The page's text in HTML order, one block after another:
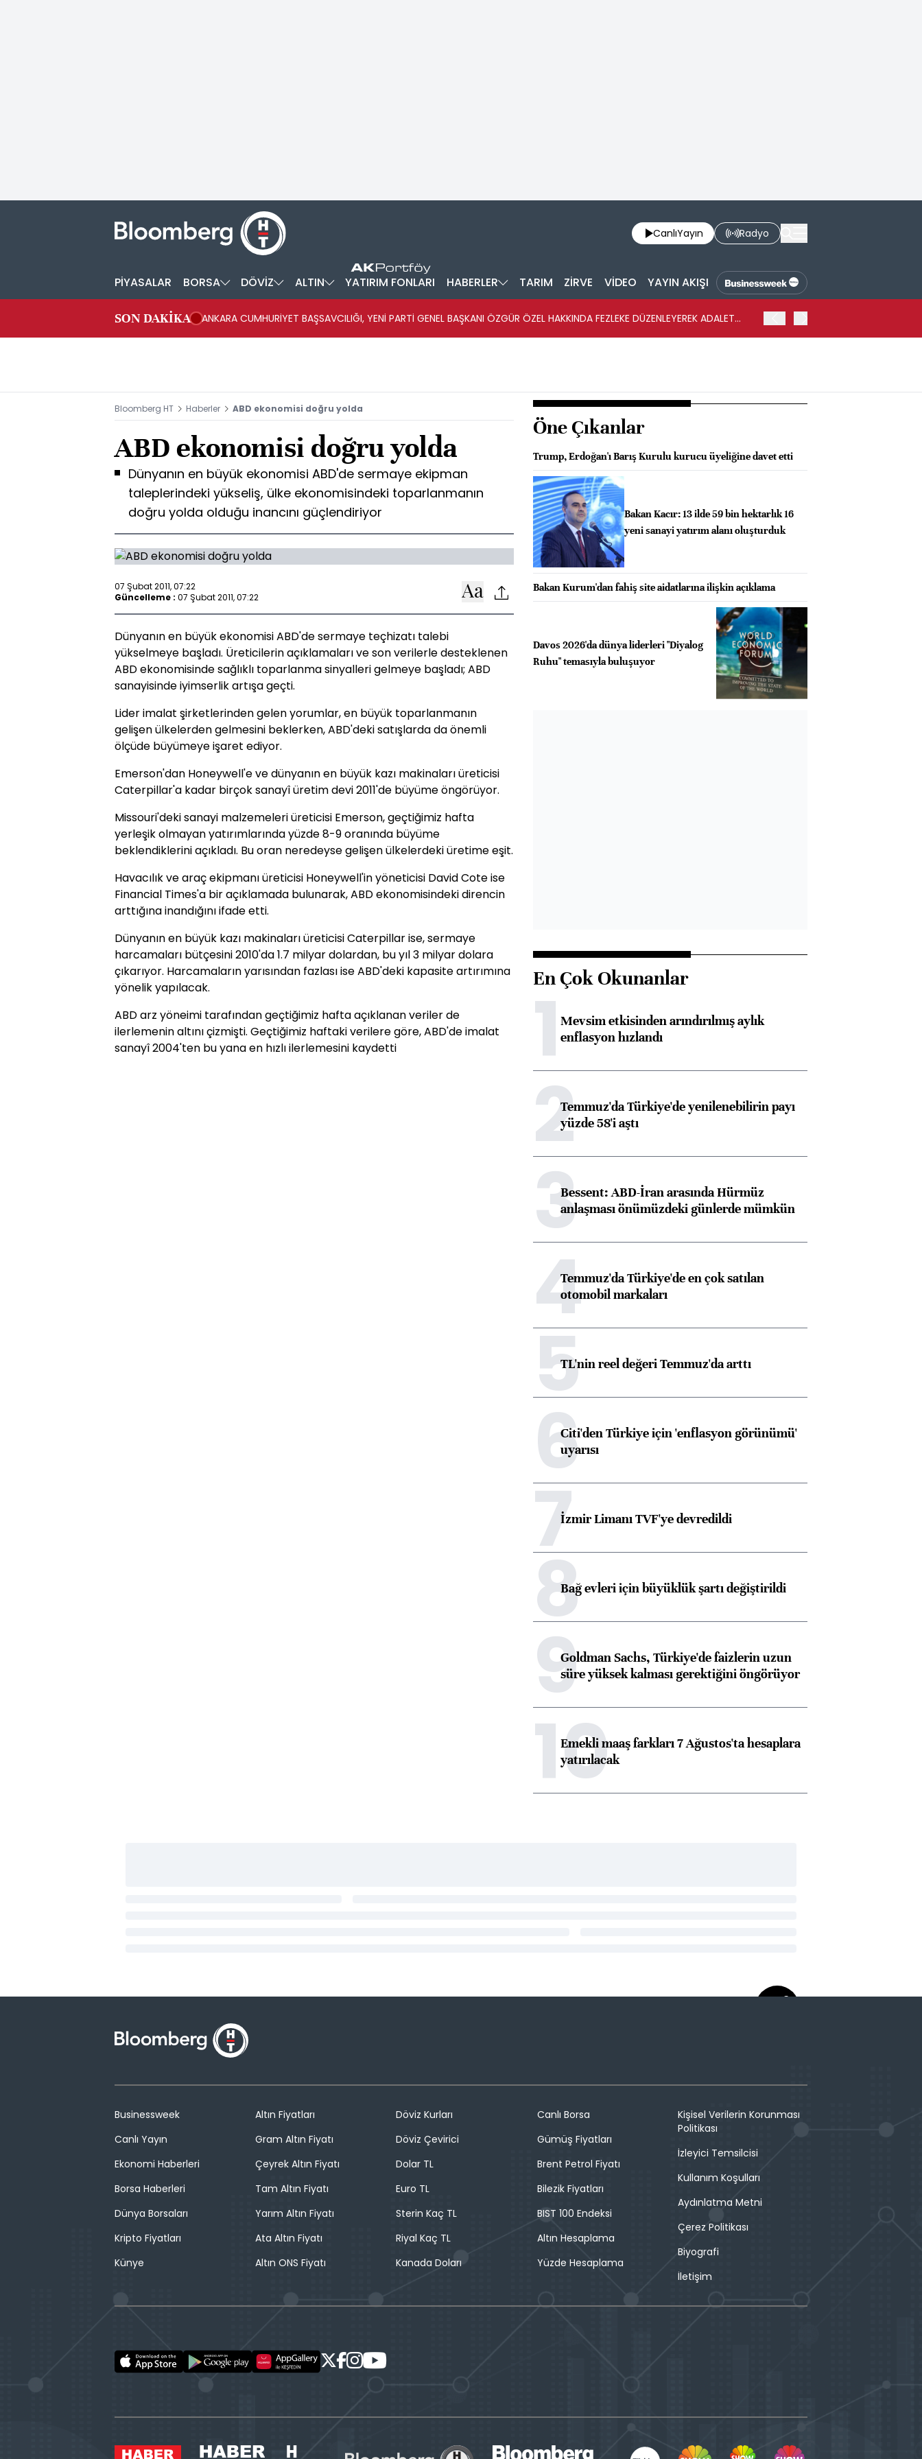
CanlıYayın Radyo
PİYASALAR BORSA DÖVİZ ALTIN YATIRIM FONLARI HABERLER TARIM ZİRVE VİDEO YAYIN AKIŞI
SON DAKİKA
ANKARA CUMHURİYET BAŞSAVCILIĞI, YENİ PARTİ GENEL BAŞKANI ÖZGÜR ÖZEL HAKKINDA FEZLEKE DÜZENLEYEREK ADALET
Bloomberg HT Haberler ABD ekonomisi doğru yolda
ABD ekonomisi doğru yolda
Dünyanın en büyük ekonomisi ABD'de sermaye ekipman
taleplerindeki yükseliş, ülke ekonomisindeki toparlanmanın
doğru yolda olduğu inancını güçlendiriyor
07 Şubat 2011, 07:22
Güncelleme : 07 Şubat 2011, 07:22
Dünyanın en büyük ekonomisi ABD'de sermaye teçhizatı talebi
yükselmeye başladı. Üreticilerin açıklamaları ve son verilerle desteklenen
ABD ekonomisinde sağlıklı toparlanma sinyalleri gelmeye başladı; ABD
sanayisinde iyimserlik artışa geçti.
Lider imalat şirketlerinden gelen yorumlar, en büyük toparlanmanın
gelişen ülkelerden gelmesini beklerken, ABD'deki satışlarda da önemli
ölçüde büyümeye işaret ediyor.
Emerson'dan Honeywell'e ve dünyanın en büyük kazı makinaları üreticisi
Caterpillar'a kadar birçok sanayî üretim devi 2011'de büyüme öngörüyor.
Missouri'deki sanayi malzemeleri üreticisi Emerson, geçtiğimiz hafta
yerleşik olmayan yatırımlarında yüzde 8-9 oranında büyüme
beklendiklerini açıkladı. Bu oran neredeyse gelişen ülkelerdeki üretime eşit.
Havacılık ve araç ekipmanı üreticisi Honeywell'in yöneticisi David Cote ise
Financial Times'a bir açıklamada bulunarak, ABD ekonomisindeki direncin
arttığına inandığını ifade etti.
Dünyanın en büyük kazı makinaları üreticisi Caterpillar ise, sermaye
harcamaları bütçesini 2010'da 1.7 milyar dolardan, bu yıl 3 milyar dolara
çıkarıyor. Harcamaların yarısından fazlası ise ABD'deki kapasite artırımına
yönelik yapılacak.
ABD arz yöneimi tarafından geçtiğimiz hafta açıklanan veriler de
ilerlemenin altını çizmişti. Geçtiğimiz haftaki verilere göre, ABD'de imalat
sanayî 2004'ten bu yana en hızlı ilerlemesini kaydetti
Öne Çıkanlar
Trump, Erdoğan'ı Barış Kurulu kurucu üyeliğine davet etti
Bakan Kacır: 13 ilde 59 bin hektarlık 16
yeni sanayi yatırım alanı oluşturduk
Bakan Kurum'dan fahiş site aidatlarına ilişkin açıklama
Davos 2026'da dünya liderleri "Diyalog
Ruhu" temasıyla buluşuyor
En Çok Okunanlar
1Mevsim etkisinden arındırılmış aylık
enflasyon hızlandı
2Temmuz'da Türkiye'de yenilenebilirin payı
yüzde 58'i aştı
3Bessent: ABD-İran arasında Hürmüz
anlaşması önümüzdeki günlerde mümkün
4Temmuz'da Türkiye'de en çok satılan
otomobil markaları
5TL'nin reel değeri Temmuz'da arttı
6Citi'den Türkiye için 'enflasyon görünümü'
uyarısı
7İzmir Limanı TVF'ye devredildi
8Bağ evleri için büyüklük şartı değiştirildi
9Goldman Sachs, Türkiye'de faizlerin uzun
süre yüksek kalması gerektiğini öngörüyor
10
Emekli maaş farkları 7 Ağustos'ta hesaplara
yatırılacak
Businessweek
Canlı Yayın
Ekonomi Haberleri
Borsa Haberleri
Dünya Borsaları
Kripto Fiyatları
Künye
Altın Fiyatları
Gram Altın Fiyatı
Çeyrek Altın Fiyatı
Tam Altın Fiyatı
Yarım Altın Fiyatı
Ata Altın Fiyatı
Altın ONS Fiyatı
Döviz Kurları
Döviz Çevirici
Dolar TL
Euro TL
Sterin Kaç TL
Riyal Kaç TL
Kanada Doları
Canlı Borsa
Gümüş Fiyatları
Brent Petrol Fiyatı
Bilezik Fiyatları
BIST 100 Endeksi
Altın Hesaplama
Yüzde Hesaplama
Kişisel Verilerin Korunması
Politikası
İzleyici Temsilcisi
Kullanım Koşulları
Aydınlatma Metni
Çerez Politikası
Biyografi
İletişim